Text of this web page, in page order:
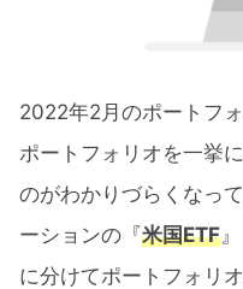
2022年2月のポートフ
ポートフォリオを一挙
のがわかりづらくなっ
ーションの『米国ETF
に分けてポートフォリ